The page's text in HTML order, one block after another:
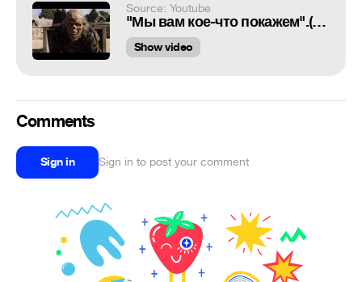
Source: Youtube
"Мы вам кое-что покажем".(Игра Престолов 7 сезон 7 серия)
Show video
Comments
Sign in Sign in to post your comment